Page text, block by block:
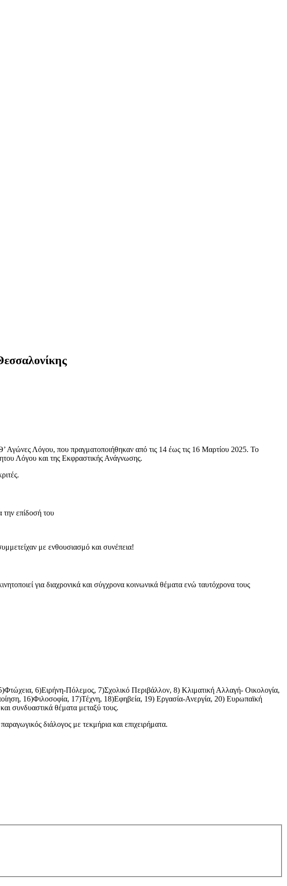
Αγώνες Λόγου, που πραγματοποιήθηκαν από τις 14 έως τις 16 Μαρτίου 2025. Το
Λόγου και της Εκφραστικής Ανάγνωσης.
επίδοσή του
με ενθουσιασμό και συνέπεια!
για διαχρονικά και σύγχρονα κοινωνικά θέματα ενώ ταυτόχρονα τους
6)Ειρήνη-Πόλεμος, 7)Σχολικό Περιβάλλον, 8) Κλιματική Αλλαγή- Οικολογία,
16)Φιλοσοφία, 17)Τέχνη, 18)Εφηβεία, 19) Εργασία-Ανεργία, 20) Ευρωπαϊκή
συνδυαστικά θέματα μεταξύ τους.
διάλογος με τεκμήρια και επιχειρήματα.